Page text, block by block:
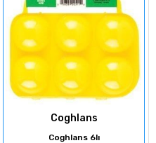
Coghlans
Coghlans 6lı